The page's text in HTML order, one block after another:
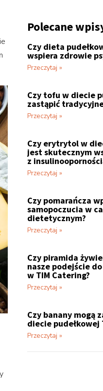
Polecane
Czy dieta
wspiera zdrowie
Przeczytaj »
Czy tofu w diecie
zastąpić
Przeczytaj »
Czy erytrytol w
jest skutecznym
z
Przeczytaj »
Czy pomarańcza
samopoczucia w
dietetycznym?
Przeczytaj »
Czy piramida
nasze podejście
w TIM Catering?
Przeczytaj »
Czy banany mogą
diecie pudełkowej
Przeczytaj »